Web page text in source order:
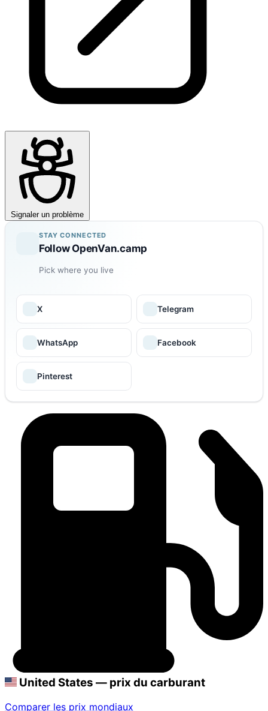
Signaler un problème
STAY CONNECTED
Follow OpenVan.camp
Pick where you live
X Telegram
WhatsApp Facebook
Pinterest
United States — prix du carburant
Comparer les prix mondiaux